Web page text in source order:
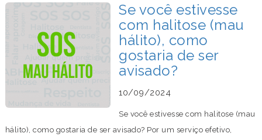
Se você estivesse
com halitose (mau
hálito), como
gostaria de ser
avisado?
10/09/2024
Se você estivesse com halitose (mau
hálito), como gostaria de ser avisado? Por um serviço efetivo,